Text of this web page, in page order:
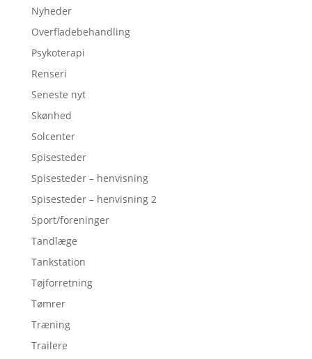
Nyheder
Overfladebehandling
Psykoterapi
Renseri
Seneste nyt
Skønhed
Solcenter
Spisesteder
Spisesteder – henvisning
Spisesteder – henvisning 2
Sport/foreninger
Tandlæge
Tankstation
Tøjforretning
Tømrer
Træning
Trailere